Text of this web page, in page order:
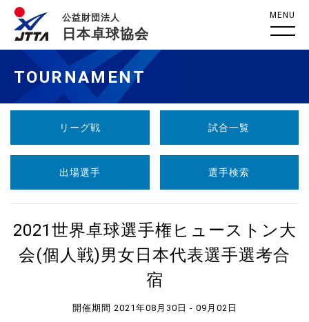
公益財団法人
日本卓球協会
MENU
TOURNAMENT
リーグ戦 試合一覧
出場選手 選手検索
2021世界卓球選手権ヒューストン大
会(個人戦)男女日本代表選手選考合
宿
開催期間 2021年08月30日 - 09月02日